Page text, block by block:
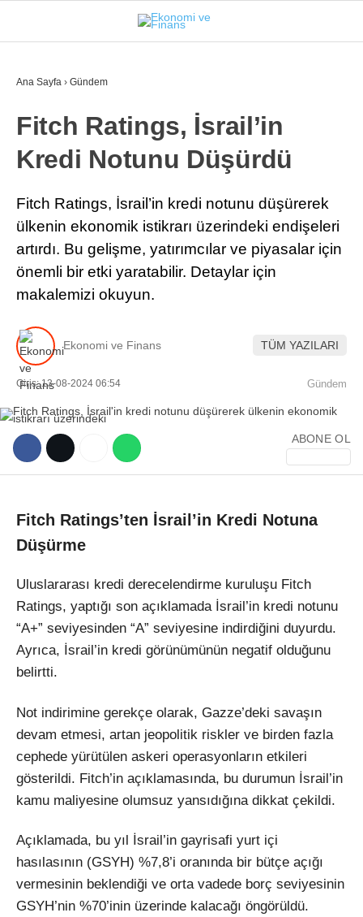
Facebook
Instagram
İSTANBUL
GÜNDEM
EKONOMI
FINANS
BORSA
KRIPTO
SEKTÖRLER
TEKNOLOJI
OTOMOBIL
Ana Sayfa › Gündem
Fitch Ratings, İsrail’in
Kredi Notunu Düşürdü
Fitch Ratings, İsrail’in kredi notunu düşürerek
ülkenin ekonomik istikrarı üzerindeki endişeleri
artırdı. Bu gelişme, yatırımcılar ve piyasalar için
önemli bir etki yaratabilir. Detaylar için
makalemizi okuyun.
Ekonomi ve Finans TÜM YAZILARI
Giriş: 13-08-2024 06:54 Gündem
ABONE OL
Fitch Ratings’ten İsrail’in Kredi Notuna
Düşürme
Uluslararası kredi derecelendirme kuruluşu Fitch
Ratings, yaptığı son açıklamada İsrail’in kredi notunu
“A+” seviyesinden “A” seviyesine indirdiğini duyurdu.
Ayrıca, İsrail’in kredi görünümünün negatif olduğunu
belirtti.
Not indirimine gerekçe olarak, Gazze’deki savaşın
devam etmesi, artan jeopolitik riskler ve birden fazla
cephede yürütülen askeri operasyonların etkileri
gösterildi. Fitch’in açıklamasında, bu durumun İsrail’in
kamu maliyesine olumsuz yansıdığına dikkat çekildi.
Açıklamada, bu yıl İsrail’in gayrisafi yurt içi
hasılasının (GSYH) %7,8’i oranında bir bütçe açığı
vermesinin beklendiği ve orta vadede borç seviyesinin
GSYH’nin %70’inin üzerinde kalacağı öngörüldü.